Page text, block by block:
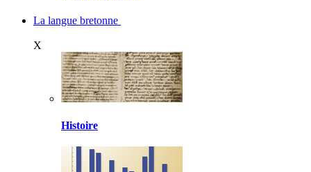
La langue bretonne
X
Histoire